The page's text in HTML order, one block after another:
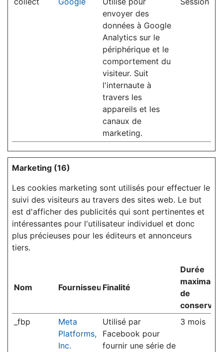
envoyer des
données à Google
Analytics sur le
périphérique et le
comportement du
visiteur. Suit
l'internaute à
travers les
appareils et les
canaux de
marketing.
Marketing (16)
Les cookies marketing sont utilisés pour effectuer le
suivi des visiteurs au travers des sites web. Le but
est d'afficher des publicités qui sont pertinentes et
intéressantes pour l'utilisateur individuel et donc
plus précieuses pour les éditeurs et annonceurs
tiers.
Nom FournisseurFinalité
Durée
maximale
de
_fbp
Meta
Platforms,
Inc.
Utilisé par
Facebook pour
fournir une série de
3 mois